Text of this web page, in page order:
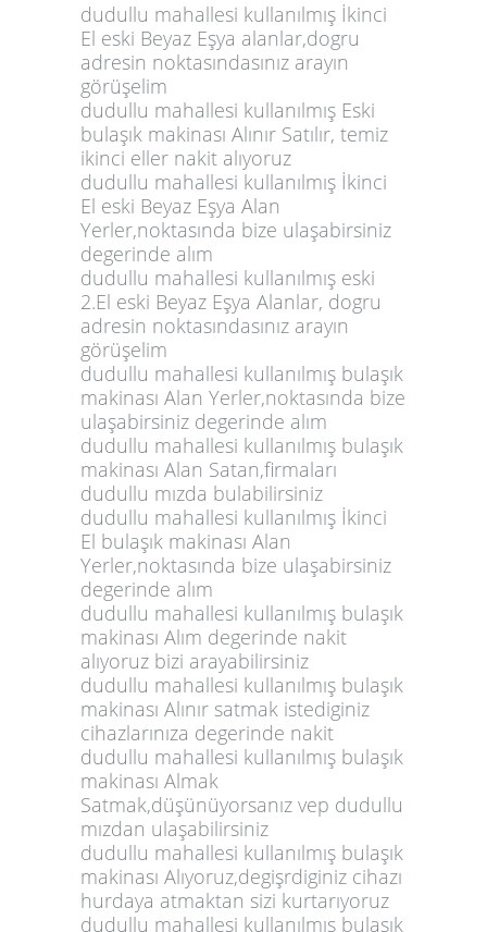
dudullu mahallesi kullanılmış İkinci
El eski Beyaz Eşya alanlar,dogru
adresin noktasındasınız arayın
görüşelim
dudullu mahallesi kullanılmış Eski
bulaşık makinası Alınır Satılır, temiz
ikinci eller nakit alıyoruz
dudullu mahallesi kullanılmış İkinci
El eski Beyaz Eşya Alan
Yerler,noktasında bize ulaşabirsiniz
degerinde alım
dudullu mahallesi kullanılmış eski
2.El eski Beyaz Eşya Alanlar, dogru
adresin noktasındasınız arayın
görüşelim
dudullu mahallesi kullanılmış bulaşık
makinası Alan Yerler,noktasında bize
ulaşabirsiniz degerinde alım
dudullu mahallesi kullanılmış bulaşık
makinası Alan Satan,firmaları
dudullu mızda bulabilirsiniz
dudullu mahallesi kullanılmış İkinci
El bulaşık makinası Alan
Yerler,noktasında bize ulaşabirsiniz
degerinde alım
dudullu mahallesi kullanılmış bulaşık
makinası Alım degerinde nakit
alıyoruz bizi arayabilirsiniz
dudullu mahallesi kullanılmış bulaşık
makinası Alınır satmak istediginiz
cihazlarınıza degerinde nakit
dudullu mahallesi kullanılmış bulaşık
makinası Almak
Satmak,düşünüyorsanız vep dudullu
mızdan ulaşabilirsiniz
dudullu mahallesi kullanılmış bulaşık
makinası Alıyoruz,degişrdiginiz cihazı
hurdaya atmaktan sizi kurtarıyoruz
dudullu mahallesi kullanılmış bulaşık